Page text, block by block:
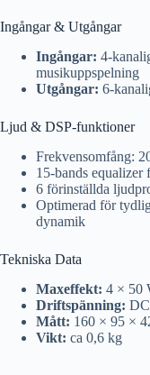
Ingångar & Utgångar
Ingångar: 4-
musikuppspelning
Utgångar: 6-
Ljud & DSP-funktioner
Frekvensomfång:
15-bands
6 förinställda
Optimerad för
dynamik
Tekniska Data
Maxeffekt: 4 × 50
Driftspänning:
Mått: 160 × 95 ×
Vikt: ca 0,6 kg